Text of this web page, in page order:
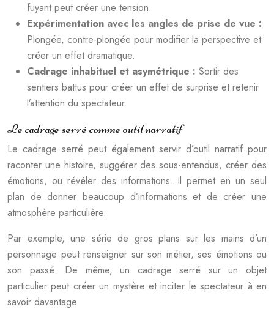
fuyant peut créer une tension.
Expérimentation avec les angles de prise de vue :
Plongée, contre-plongée pour modifier la perspective et
créer un effet dramatique.
Cadrage inhabituel et asymétrique : Sortir des
sentiers battus pour créer un effet de surprise et retenir
l’attention du spectateur.
Le cadrage serré comme outil narratif
Le cadrage serré peut également servir d’outil narratif pour
raconter une histoire, suggérer des sous-entendus, créer des
émotions, ou révéler des informations. Il permet en un seul
plan de donner beaucoup d’informations et de créer une
atmosphère particulière.
Par exemple, une série de gros plans sur les mains d’un
personnage peut renseigner sur son métier, ses émotions ou
son passé. De même, un cadrage serré sur un objet
particulier peut créer un mystère et inciter le spectateur à en
savoir davantage.